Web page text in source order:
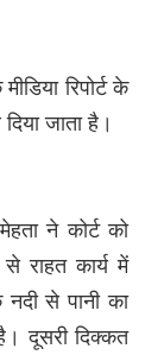
रिपोर्ट के
जाता है।
ने कोर्ट को
राहत कार्य में
से पानी का
दूसरी दिक्कत